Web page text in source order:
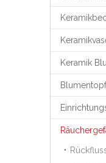
Keramik
Blumentopf